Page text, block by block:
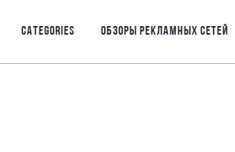
CATEGORIES ОБЗОРЫ РЕКЛАМНЫХ СЕТЕЙ